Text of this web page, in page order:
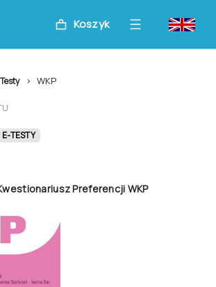
Koszyk
Testy WKP
E-TESTY
Preferencji WKP